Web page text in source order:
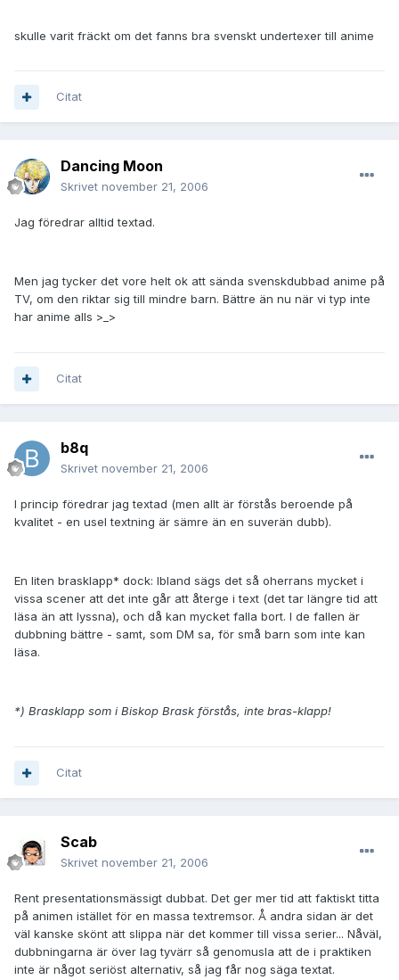
skulle varit fräckt om det fanns bra svenskt undertexer till anime
Citat
Dancing Moon
Skrivet november 21, 2006
Jag föredrar alltid textad.
Men jag tycker det vore helt ok att sända svenskdubbad anime på
TV, om den riktar sig till mindre barn. Bättre än nu när vi typ inte
har anime alls >_>
Citat
b8q
Skrivet november 21, 2006
I princip föredrar jag textad (men allt är förstås beroende på
kvalitet - en usel textning är sämre än en suverän dubb).
En liten brasklapp* dock: Ibland sägs det så oherrans mycket i
vissa scener att det inte går att återge i text (det tar längre tid att
läsa än att lyssna), och då kan mycket falla bort. I de fallen är
dubbning bättre - samt, som DM sa, för små barn som inte kan
läsa.
*) Brasklapp som i Biskop Brask förstås, inte bras-klapp!
Citat
Scab
Skrivet november 21, 2006
Rent presentationsmässigt dubbat. Det ger mer tid att faktiskt titta
på animen istället för en massa textremsor. Å andra sidan är det
väl kanske skönt att slippa när det kommer till vissa serier... Nåväl,
dubbningarna är över lag tyvärr så genomusla att de i praktiken
inte är något seriöst alternativ, så jag får nog säga textat.